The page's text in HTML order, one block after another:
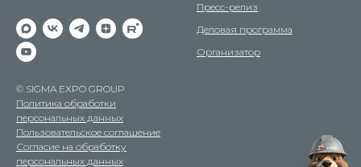
© SIGMA EXPO GROUP
Политика обработки
персональных данных
Пользовательское соглашение
Согласие на обработку
персональных данных
Пресс-релиз
Деловая программа
Организатор